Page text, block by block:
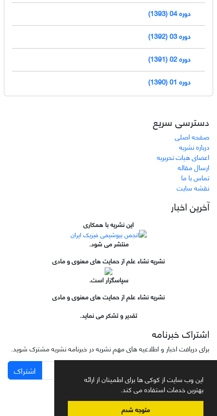
این وب سایت از کوکی ها برای اطمینان از ارائه
بهترین خدمات استفاده می کند.
متوجه شدم
دوره 04 (1393)
دوره 03 (1392)
دوره 02 (1391)
دوره 01 (1390)
دسترسی سریع
صفحه اصلی
درباره نشریه
اعضای هیات تحریریه
ارسال مقاله
تماس با ما
نقشه سایت
آخرین اخبار
این نشریه با همکاری
منتشر می شود.
نشریه نشاء علم از حمایت های معنوی و مادی
سپاسگزار است.
نشریه نشاء علم از حمایت های معنوی و مادی
تقدیر و تشکر می نماید.
اشتراک خبرنامه
برای دریافت اخبار و اطلاعیه های مهم نشریه در خبرنامه نشریه مشترک شوید.
اشتراک